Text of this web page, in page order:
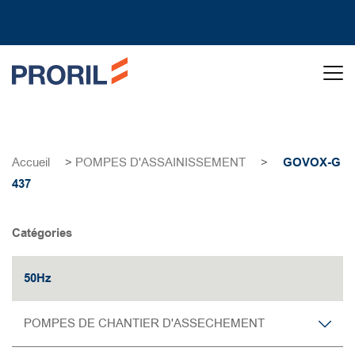
Accueil > POMPES D'ASSAINISSEMENT >
GOVOX-G
437
Catégories
50Hz
POMPES DE CHANTIER D'ASSECHEMENT